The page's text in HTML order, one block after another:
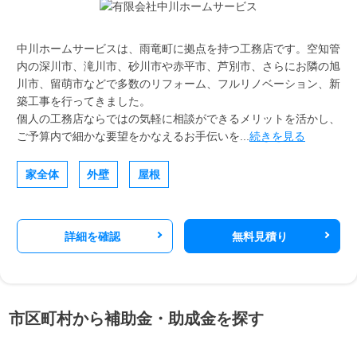
中川ホームサービスは、雨竜町に拠点を持つ工務店です。空知管
内の深川市、滝川市、砂川市や赤平市、芦別市、さらにお隣の旭
川市、留萌市などで多数のリフォーム、フルリノベーション、新
築工事を行ってきました。
個人の工務店ならではの気軽に相談ができるメリットを活かし、
ご予算内で細かな要望をかなえるお手伝いを... 続きを見る
家全体 外壁 屋根
詳細を確認 無料見積り
市区町村から補助金・助成金を探す